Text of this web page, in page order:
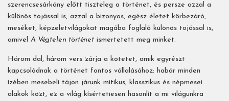
szerencsesárkány előtt tiszteleg a történet, és persze azzal a
különös tojással is, azzal a bizonyos, egész életet körbezáró,
meséket, képzeletvilágokat magába foglaló különös tojással is,
amivel A Végtelen történet ismertetett meg minket.
Három dal, három vers zárja a kötetet, amik egyrészt
kapcsolódnak a történet fontos vállalásához: habár minden
ízében mesebeli tájon járunk mitikus, klasszikus és népmesei
alakok közt, ez a világ kísértetiesen hasonlít a mi világunkra